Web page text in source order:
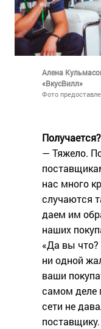
Алена
«ВкусВилл»
Фото
Получается?
— Тяжело.
нас много
случаются
даем им
наших
«Да вы что?
ни одной
ваши
самом деле
сети не